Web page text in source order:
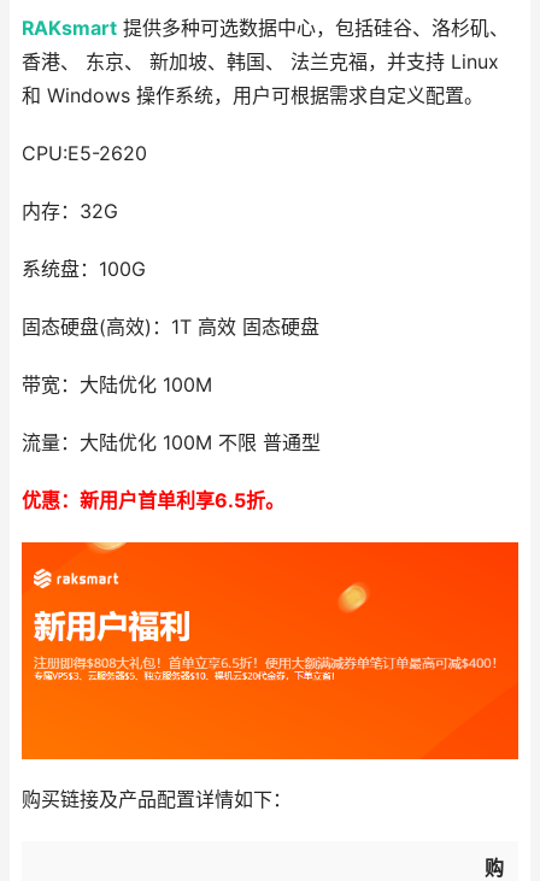
RAKsmart 提供多种可选数据中心，包括硅谷、洛杉矶、
香港、 东京、 新加坡、韩国、 法兰克福，并支持 Linux
和 Windows 操作系统，用户可根据需求自定义配置。
CPU:E5-2620
内存：32G
系统盘：100G
固态硬盘(高效)：1T 高效 固态硬盘
带宽：大陆优化 100M
流量：大陆优化 100M 不限 普通型
优惠：新用户首单利享6.5折。
购买链接及产品配置详情如下：
购